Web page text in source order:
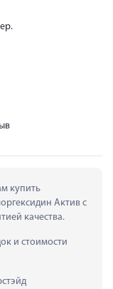
купить
Актив с
качества.
и стоимости